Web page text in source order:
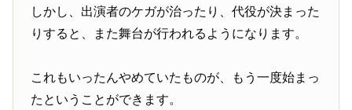
しかし、出演者のケガが治ったり、代役が決まった
りすると、また舞台が行われるようになります。
これもいったんやめていたものが、もう一度始まっ
たということができます。